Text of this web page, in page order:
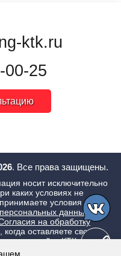
ktk.ru
00-25
. Все права защищены.
носит исключительно
каких условиях не
условия
данных ,
на обработку
когда оставляете свои
на сайте КТК - Все